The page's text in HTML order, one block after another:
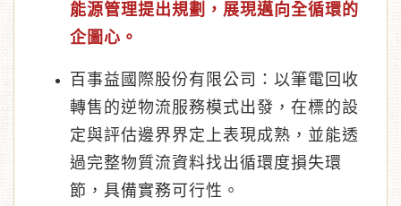
能源管理提出規劃，展現邁向全循環的
企圖心。
百事益國際股份有限公司：以筆電回收
轉售的逆物流服務模式出發，在標的設
定與評估邊界界定上表現成熟，並能透
過完整物質流資料找出循環度損失環
節，具備實務可行性。